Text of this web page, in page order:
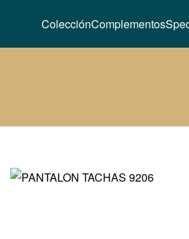
ColecciónComplementos